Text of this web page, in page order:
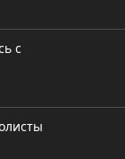
с